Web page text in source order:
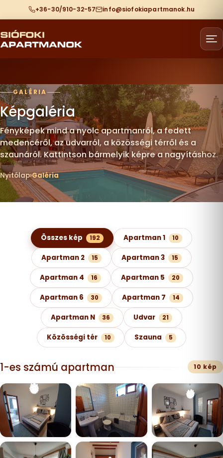
+36-30/910-32-57 info@siofokiapartmanok.hu
GALÉRIA
Képgaléria
Fényképek mind a nyolc apartmanról, a fedett
medencéről, az udvarról, a közösségi térről és a
szaunáról. Kattintson bármelyik képre a nagyításhoz.
Nyitólap Galéria
Képgaléria kategóriák szerint
Összes kép 192 Apartman 1 10
Apartman 2 15 Apartman 3 15
Apartman 4 16 Apartman 5 20
Apartman 6 30 Apartman 7 14
Apartman N 36 Udvar 21
Közösségi tér 10 Szauna 5
1-es számú apartman 10 kép